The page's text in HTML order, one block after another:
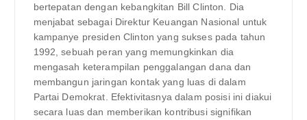
bertepatan dengan kebangkitan Bill Clinton. Dia
menjabat sebagai Direktur Keuangan Nasional untuk
kampanye presiden Clinton yang sukses pada tahun
1992, sebuah peran yang memungkinkan dia
mengasah keterampilan penggalangan dana dan
membangun jaringan kontak yang luas di dalam
Partai Demokrat. Efektivitasnya dalam posisi ini diakui
secara luas dan memberikan kontribusi signifikan